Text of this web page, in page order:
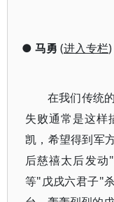
● 马勇 (进入专栏)
在我们传统
失败通常是这样
凯，希望得到军
后慈禧太后发
等"戊戌六君子"